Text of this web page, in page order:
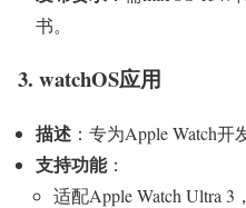
书。
3. watchOS应用
描述 ：专为Apple Watch开
支持功能：
适配Apple Watch Ultra 3